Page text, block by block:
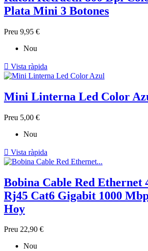
Plata Mini 3 Botones
Preu 9,95 €
Nou
 Vista ràpida
Mini Linterna Led Color
Preu 5,00 €
Nou
 Vista ràpida
Bobina Cable Red Ethernet
Rj45 Cat6 Gigabit 1000
Hoy
Preu 22,90 €
Nou